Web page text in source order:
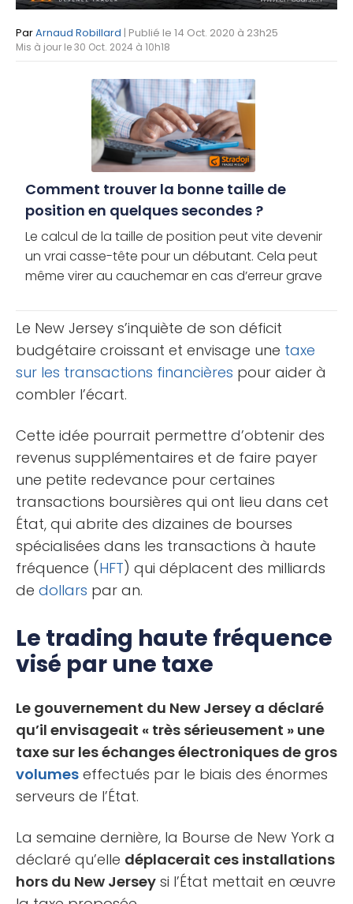
ParArnaud Robillard | Publié le 14 Oct. 2020 à 23h25
Mis à jour le 30 Oct. 2024 à 10h18
Comment trouver la bonne taille de
position en quelques secondes ?
Le calcul de la taille de position peut vite devenir
un vrai casse-tête pour un débutant. Cela peut
même virer au cauchemar en cas d’erreur grave
Le New Jersey s’inquiète de son déficit
budgétaire croissant et envisage une taxe
sur les transactions financières pour aider à
combler l’écart.
Cette idée pourrait permettre d’obtenir des
revenus supplémentaires et de faire payer
une petite redevance pour certaines
transactions boursières qui ont lieu dans cet
État, qui abrite des dizaines de bourses
spécialisées dans les transactions à haute
fréquence (HFT) qui déplacent des milliards
de dollars par an.
Le trading haute fréquence
visé par une taxe
Le gouvernement du New Jersey a déclaré
qu’il envisageait « très sérieusement » une
taxe sur les échanges électroniques de gros
volumes effectués par le biais des énormes
serveurs de l’État.
La semaine dernière, la Bourse de New York a
déclaré qu’elle déplacerait ces installations
hors du New Jersey si l’État mettait en œuvre